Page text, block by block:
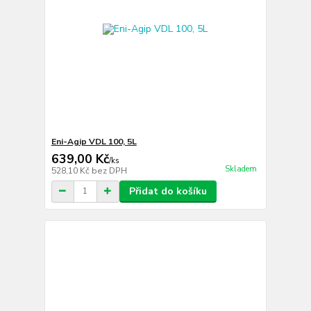
Eni-Agip VDL 100, 5L
639,00 Kč/ks
528,10 Kč bez DPH Skladem
Přidat do košíku